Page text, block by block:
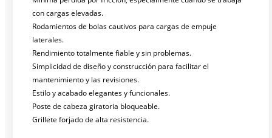
con cargas elevadas.
Rodamientos de bolas cautivos para cargas de empuje
laterales.
Rendimiento totalmente fiable y sin problemas.
Simplicidad de diseño y construcción para facilitar el
mantenimiento y las revisiones.
Estilo y acabado elegantes y funcionales.
Poste de cabeza giratoria bloqueable.
Grillete forjado de alta resistencia.